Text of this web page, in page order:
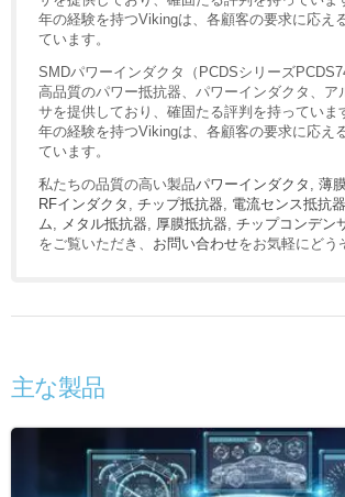
年の経験を持つVikingは、各顧客の要求に応え
ています。
SMDパワーインダクタ（PCDSシリーズ
高品質のパワー抵抗器、パワーインダクタ、ア
サを提供しており、確固たる評判を持っていま
年の経験を持つVikingは、各顧客の要求に応え
ています。
私たちの品質の高い製品パワーインダクタ , 薄
RFインダクタ , チップ抵抗器, 電流センス抵抗器
ム, メタル抵抗器, 厚膜抵抗器, チップコンデン
をご覧いただき、 お問い合わせをお気軽にどう
主な製品